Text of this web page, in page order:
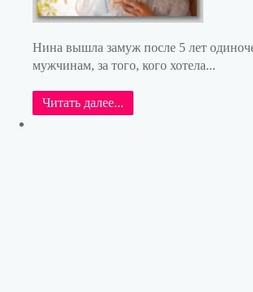
Нина вышла замуж после 5 лет
мужчинам, за того, кого хотела...
Читать далее...